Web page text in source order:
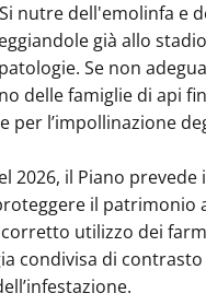
nutre dell'emolinfa e
già allo
Se non
delle famiglie di api
per l’impollinazione
2026, il Piano
il
utilizzo dei
condivisa di